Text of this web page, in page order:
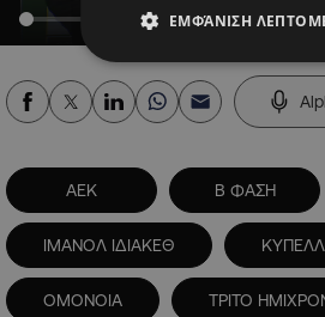
ΑΕΚ Β ΦΑΣΗ
ΙΜΑΝΟΛ ΙΔΙΑΚΕΘ
ΟΜΟΝΟΙΑ ΤΡΙΤΟ
ΕΜΦΆΝΙΣΗ